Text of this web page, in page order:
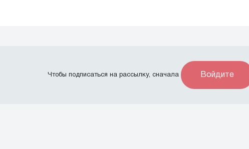
Чтобы подписаться на рассылку, сначала Войдите